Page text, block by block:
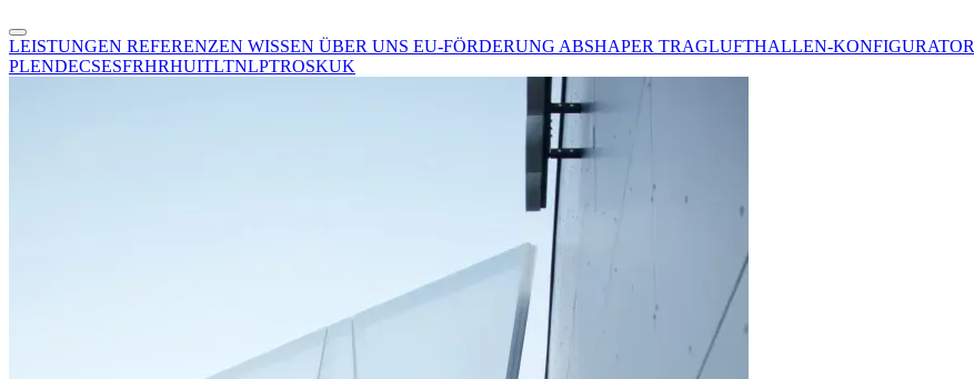
LEISTUNGEN REFERENZEN WISSEN ÜBER UNS EU-FÖRDERUNG ABSHAPER TRAGLUFTHALLEN-KONFIGURATOR
PLENDECSESFRHRHUITLTNLPTROSKUK